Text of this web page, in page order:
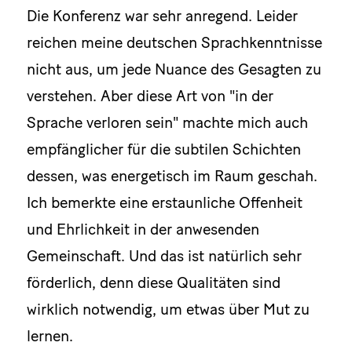
Die Konferenz war sehr anregend. Leider
reichen meine deutschen Sprachkenntnisse
nicht aus, um jede Nuance des Gesagten zu
verstehen. Aber diese Art von "in der
Sprache verloren sein" machte mich auch
empfänglicher für die subtilen Schichten
dessen, was energetisch im Raum geschah.
Ich bemerkte eine erstaunliche Offenheit
und Ehrlichkeit in der anwesenden
Gemeinschaft. Und das ist natürlich sehr
förderlich, denn diese Qualitäten sind
wirklich notwendig, um etwas über Mut zu
lernen.